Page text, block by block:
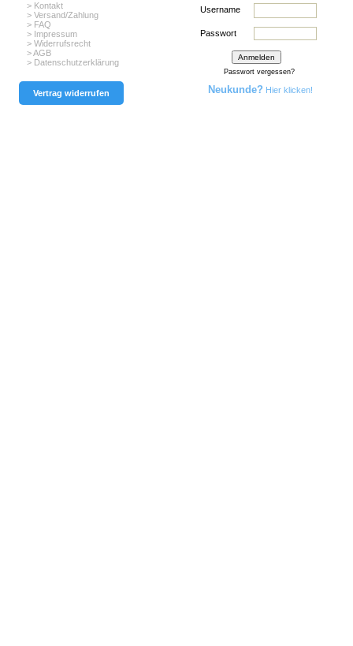
> Kontakt
> Versand/Zahlung
> FAQ
> Impressum
> Widerrufsrecht
> AGB
> Datenschutzerklärung
Vertrag widerrufen
Username
Passwort
Passwort vergessen?
Neukunde? Hier klicken!